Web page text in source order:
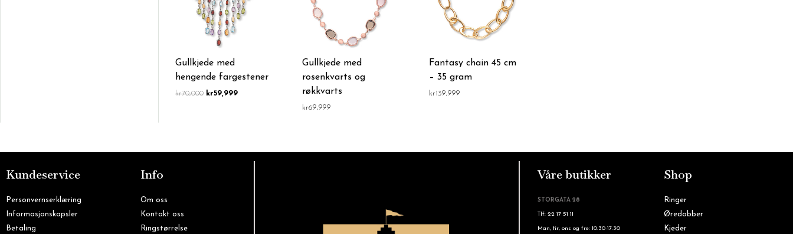
Gullkjede med
hengende fargestener
kr70,000 kr59,999
Gullkjede med
rosenkvarts og
røkkvarts
kr69,999
Fantasy chain 45 cm
– 35 gram
kr139,999
Kundeservice
Personvernserklæring
Informasjonskapsler
Betaling
Info
Om oss
Kontakt oss
Ringstørrelse
Våre butikker
STORGATA 28
Tlf: 22 17 51 11
Man, tir, ons og fre: 10.30-17.30
Shop
Ringer
Øredobber
Kjeder